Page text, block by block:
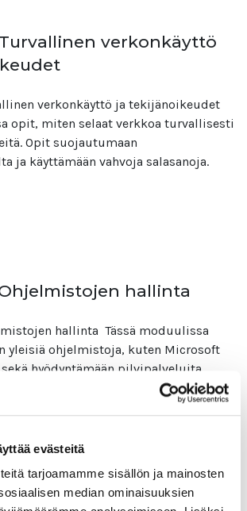
evästeitä
tarjoamamme sisällön ja mainosten
median ominaisuuksien
verkonkäyttö
verkonkäyttö ja tekijänoikeudet
opit, miten selaat verkkoa turvallisesti
Opit suojautumaan
ja käyttämään vahvoja salasanoja.
hallinta
hallinta Tässä moduulissa
yleisiä ohjelmistoja, kuten Microsoft
hyödyntämään pilvipalveluita